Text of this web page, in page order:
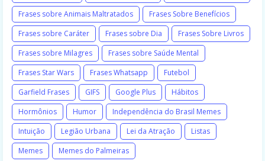
Frases sobre Animais Maltratados
Frases Sobre Benefícios
Frases sobre Caráter
Frases sobre Dia
Frases Sobre Livros
Frases sobre Milagres
Frases sobre Saúde Mental
Frases Star Wars
Frases Whatsapp
Futebol
Garfield Frases
GIFS Google Plus
Hábitos
Hormônios
Humor
Independência do Brasil Memes
Intuição
Legião Urbana Lei da Atração
Listas
Memes
Memes do Palmeiras